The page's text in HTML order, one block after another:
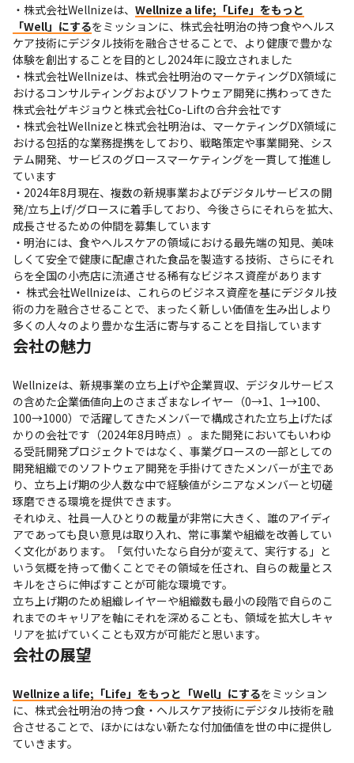
・株式会社Wellnizeは、 Wellnize a life;「Life」をもっと
「Well」にするをミッションに、株式会社明治の持つ食やヘルス
ケア技術にデジタル技術を融合させることで、より健康で豊かな
体験を創出することを目的とし2024年に設立されました
・株式会社Wellnizeは、株式会社明治のマーケティングDX領域に
おけるコンサルティングおよびソフトウェア開発に携わってきた
株式会社ゲキジョウと株式会社Co-Liftの合弁会社です
・株式会社Wellnizeと株式会社明治は、マーケティングDX領域に
おける包括的な業務提携をしており、戦略策定や事業開発、シス
テム開発、サービスのグロースマーケティングを一貫して推進し
ています
・2024年8月現在、複数の新規事業およびデジタルサービスの開
発/立ち上げ/グロースに着手しており、今後さらにそれらを拡大、
成長させるための仲間を募集しています
・明治には、食やヘルスケアの領域における最先端の知見、美味
しくて安全で健康に配慮された食品を製造する技術、さらにそれ
らを全国の小売店に流通させる稀有なビジネス資産があります
・ 株式会社Wellnizeは、これらのビジネス資産を基にデジタル技
術の力を融合させることで、まったく新しい価値を生み出しより
多くの人々のより豊かな生活に寄与することを目指しています
会社の魅力
Wellnizeは、新規事業の立ち上げや企業買収、デジタルサービス
の含めた企業価値向上のさまざまなレイヤー（0→1、1→100、
100→1000）で活躍してきたメンバーで構成された立ち上げたば
かりの会社です（2024年8月時点）。また開発においてもいわゆ
る受託開発プロジェクトではなく、事業グロースの一部としての
開発組織でのソフトウェア開発を手掛けてきたメンバーが主であ
り、立ち上げ期の少人数な中で経験値がシニアなメンバーと切磋
琢磨できる環境を提供できます。
それゆえ、社員一人ひとりの裁量が非常に大きく、誰のアイディ
アであっても良い意見は取り入れ、常に事業や組織を改善してい
く文化があります。「気付いたなら自分が変えて、実行する」と
いう気概を持って働くことでその領域を任され、自らの裁量とス
キルをさらに伸ばすことが可能な環境です。
立ち上げ期のため組織レイヤーや組織数も最小の段階で自らのこ
れまでのキャリアを軸にそれを深めることも、領域を拡大しキャ
リアを拡げていくことも双方が可能だと思います。
会社の展望
Wellnize a life;「Life」をもっと「Well」にするをミッション
に、株式会社明治の持つ食・ヘルスケア技術にデジタル技術を融
合させることで、ほかにはない新たな付加価値を世の中に提供し
ていきます。